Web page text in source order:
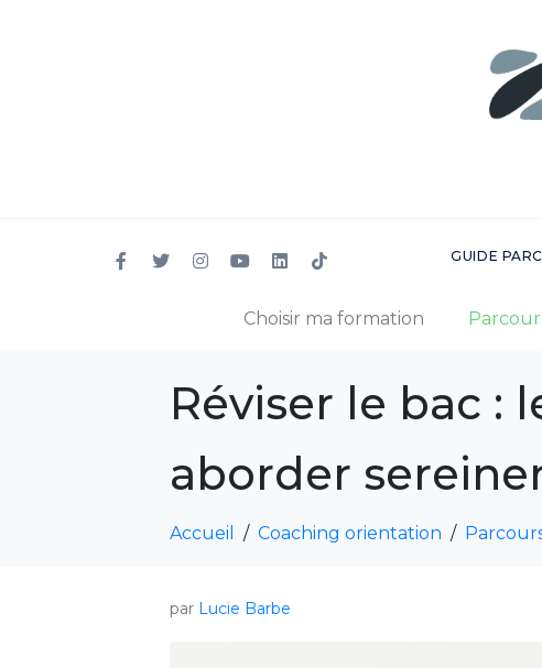
GUIDE
Choisir ma formation
Réviser le bac :
aborder
Accueil Coaching orientation
par Lucie Barbe